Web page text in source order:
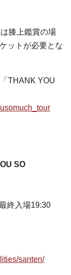
膝上鑑賞の場
ットが必要とな
THANK YOU
SO
終入場19:30
santen/